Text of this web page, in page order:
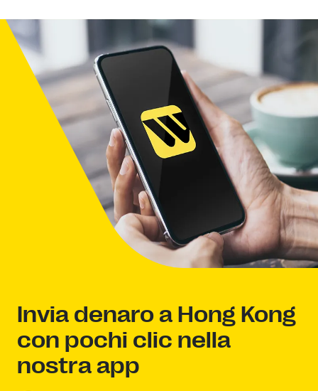
Invia denaro a Hong Kong
con pochi clic nella
nostra app